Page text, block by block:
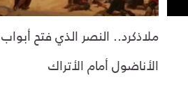
ملاذكرد.. النصر الذي فتح أبواب
الأناضول أمام الأتراك